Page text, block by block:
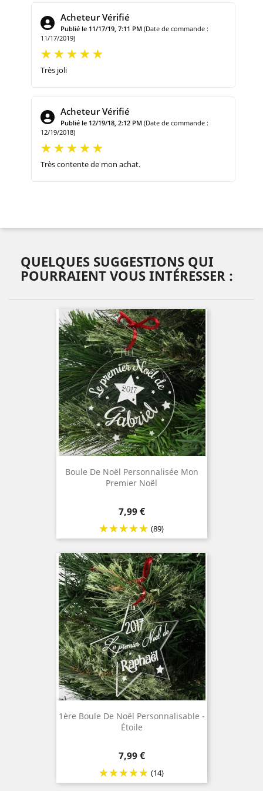
Acheteur Vérifié
Publié le 11/17/19, 7:11 PM (Date de commande :
11/17/2019)
Très joli
Acheteur Vérifié
Publié le 12/19/18, 2:12 PM (Date de commande :
12/19/2018)
Très contente de mon achat.
QUELQUES SUGGESTIONS QUI
POURRAIENT VOUS INTÉRESSER :
Boule De Noël Personnalisée Mon
Premier Noël
Prix
7,99 €
(89)
1ère Boule De Noël Personnalisable -
Étoile
Prix
7,99 €
(14)